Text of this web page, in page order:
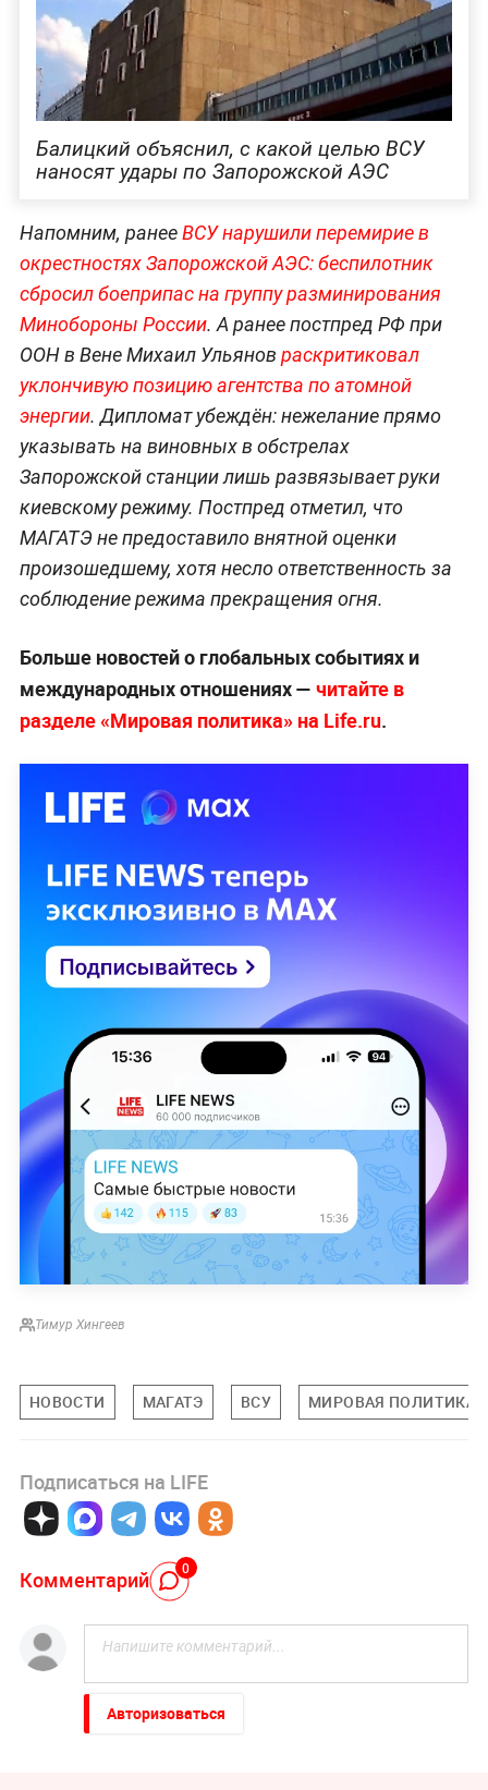
Балицкий объяснил, с какой целью ВСУ
наносят удары по Запорожской АЭС
Напомним, ранееВСУ нарушили перемирие в
окрестностях Запорожской АЭС: беспилотник
сбросил боеприпас на группу разминирования
Минобороны России. А ранее постпред РФ при
ООН в Вене Михаил Ульянов раскритиковал
уклончивую позицию агентства по атомной
энергии. Дипломат убеждён: нежелание прямо
указывать на виновных в обстрелах
Запорожской станции лишь развязывает руки
киевскому режиму. Постпред отметил, что
МАГАТЭ не предоставило внятной оценки
произошедшему, хотя несло ответственность за
соблюдение режима прекращения огня.
Больше новостей о глобальных событиях и
международных отношениях — читайте в
разделе «Мировая политика» на Life.ru.
Тимур Хингеев
НОВОСТИ МАГАТЭ ВСУ МИРОВАЯ ПОЛИТИКА
Подписаться на LIFE
Комментарий 0
Авторизоваться